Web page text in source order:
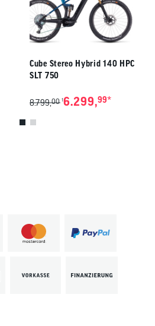
Cube Stereo Hybrid 140 HPC
SLT 750
8.799,00 16.299,99*